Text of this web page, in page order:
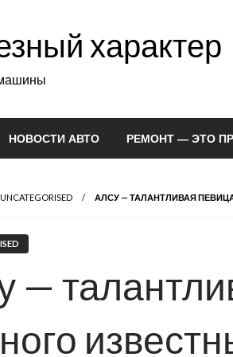
характер
НОВОСТИ АВТО РЕМОНТ — ЭТО
UNCATEGORISED АЛСУ — ТАЛАНТЛИВАЯ
—